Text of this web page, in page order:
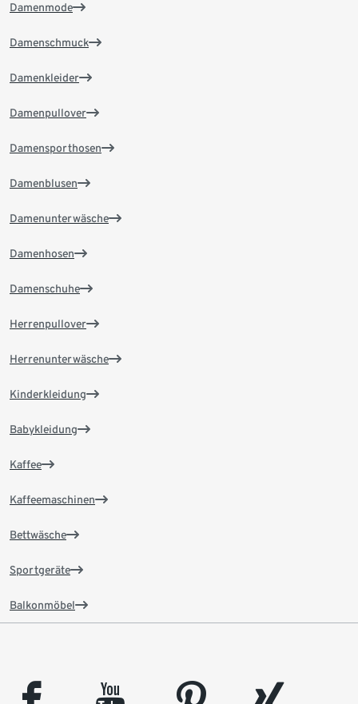
Damenmode
Damenschmuck
Damenkleider
Damenpullover
Damensporthosen
Damenblusen
Damenunterwäsche
Damenhosen
Damenschuhe
Herrenpullover
Herrenunterwäsche
Kinderkleidung
Babykleidung
Kaffee
Kaffeemaschinen
Bettwäsche
Sportgeräte
Balkonmöbel